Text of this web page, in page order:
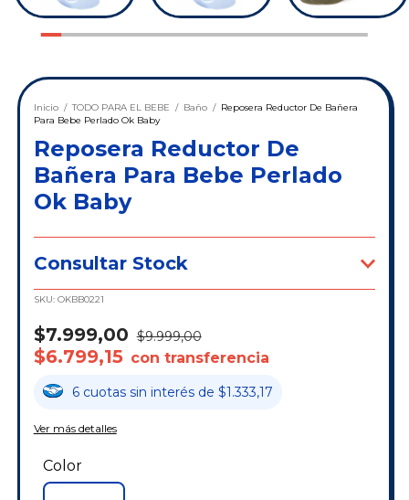
Inicio / TODO PARA EL BEBE / Baño / Reposera Reductor De Bañera
Para Bebe Perlado Ok Baby
Reposera Reductor De
Bañera Para Bebe Perlado
Ok Baby
Consultar Stock
SKU: OKBB0221
$7.999,00 $9.999,00
$6.799,15 con transferencia
6 cuotas sin interés de $1.333,17
Ver más detalles
Color